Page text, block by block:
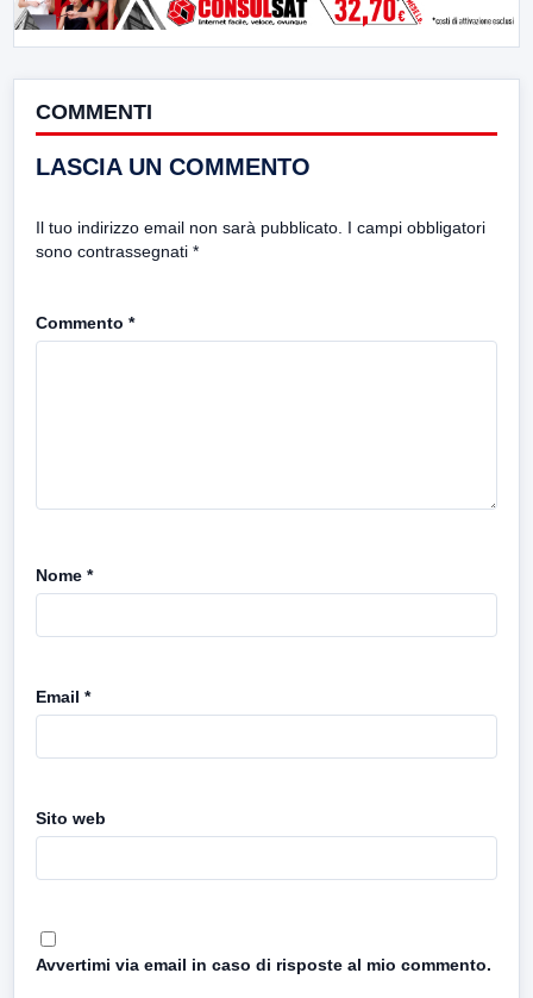
COMMENTI
LASCIA UN COMMENTO
Il tuo indirizzo email non sarà pubblicato. I campi obbligatori
sono contrassegnati *
Commento *
Nome *
Email *
Sito web
Avvertimi via email in caso di risposte al mio commento.